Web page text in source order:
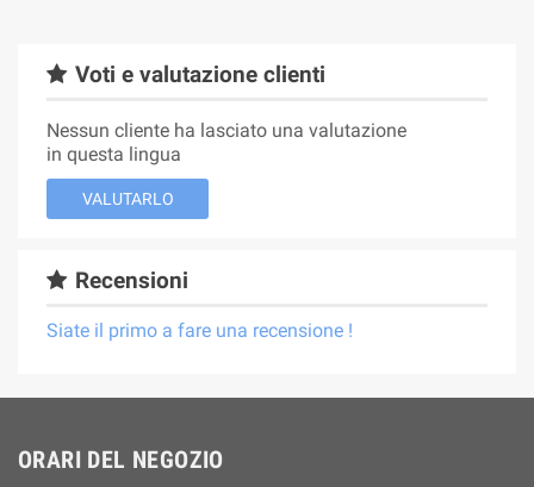
Voti e valutazione clienti
Nessun cliente ha lasciato una valutazione
in questa lingua
VALUTARLO
Recensioni
Siate il primo a fare una recensione !
ORARI DEL NEGOZIO